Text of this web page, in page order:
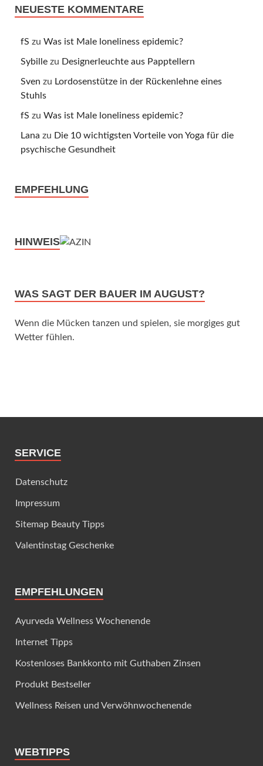
NEUESTE KOMMENTARE
fS zu Was ist Male loneliness epidemic?
Sybille zu Designerleuchte aus Papptellern
Sven zu Lordosenstütze in der Rückenlehne eines
Stuhls
fS zu Was ist Male loneliness epidemic?
Lana zu Die 10 wichtigsten Vorteile von Yoga für die
psychische Gesundheit
EMPFEHLUNG
HINWEIS
WAS SAGT DER BAUER IM AUGUST?
Wenn die Mücken tanzen und spielen, sie morgiges gut
Wetter fühlen.
SERVICE
Datenschutz
Impressum
Sitemap Beauty Tipps
Valentinstag Geschenke
EMPFEHLUNGEN
Ayurveda Wellness Wochenende
Internet Tipps
Kostenloses Bankkonto mit Guthaben Zinsen
Produkt Bestseller
Wellness Reisen und Verwöhnwochenende
WEBTIPPS